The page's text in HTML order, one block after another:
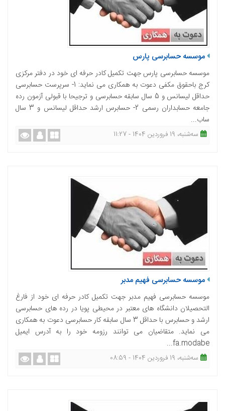
موسسه حسابرسی پارس
موسسه حسابرسی پارس جهت تکمیل کادر حرفه ای خود در دفتر مرکزی
کرج باحقوق مکفی دعوت به همکاری می نماید: 1- سرپرست حسابرسی
حداقل لیسانس و 5 سال سابقه حسابرسی و ترجیحا با قبولی آزمون رده
جامعه حسابداران رسمی 2- حسابرس ارشد حداقل لیسانس و 3 سال
ساب...
ﺳﻪشنبه، 19 فروردین 1404 - 11:27
موسسه حسابرسی فهیم مدبر
موسسه حسابرسی فهیم مدبر جهت تکمیل کادر حرفه ای خود از فارغ
التحصیلان دانشگاه های معتبر در محیطی پویا در رده های حسابرسی
ارشد و حسابرس با حداقل 3 سال سابقه کار حسابرسی دعوت به همکاری
می نماید. متقاضیان می توانند رزومه خود را به آدرس ایمیل
fa.modabe...
ﺳﻪشنبه، 19 فروردین 1404 - 08:59